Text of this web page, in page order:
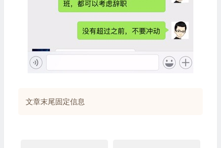
文章末尾固定信息